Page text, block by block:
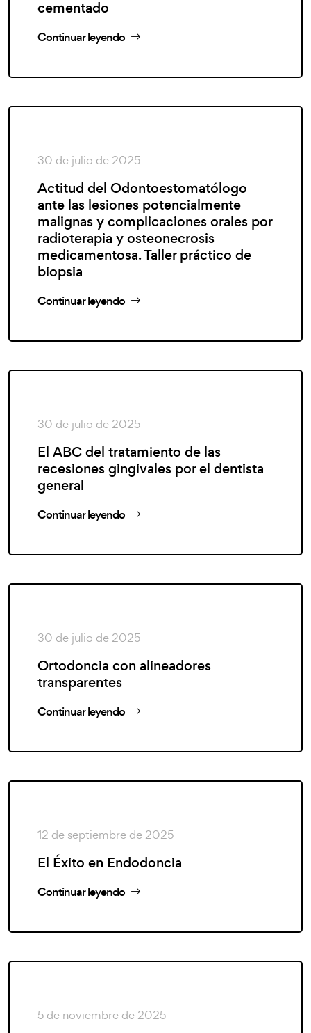
cementado
Continuar leyendo
30 de julio de 2025
Actitud del Odontoestomatólogo
ante las lesiones potencialmente
malignas y complicaciones orales por
radioterapia y osteonecrosis
medicamentosa. Taller práctico de
biopsia
Continuar leyendo
30 de julio de 2025
El ABC del tratamiento de las
recesiones gingivales por el dentista
general
Continuar leyendo
30 de julio de 2025
Ortodoncia con alineadores
transparentes
Continuar leyendo
12 de septiembre de 2025
El Éxito en Endodoncia
Continuar leyendo
5 de noviembre de 2025